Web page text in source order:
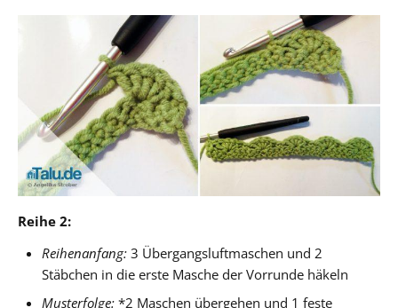
Reihe 2:
Reihenanfang: 3 Übergangsluftmaschen und 2
Stäbchen in die erste Masche der Vorrunde häkeln
Musterfolge: *2 Maschen übergehen und 1 feste